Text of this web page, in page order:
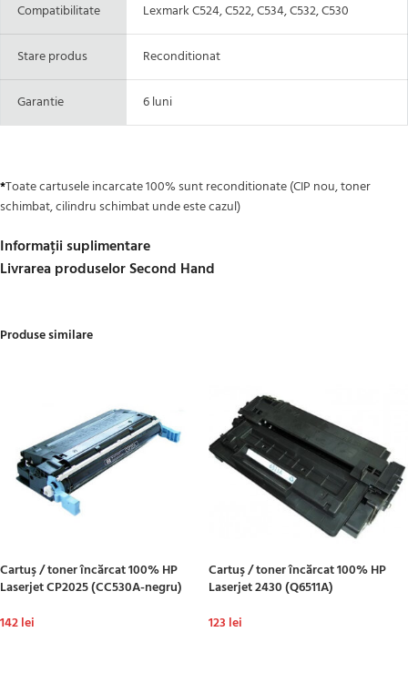
Compatibilitate Lexmark C524, C522, C534, C532, C530
Stare produs Reconditionat
Garantie 6 luni
*Toate cartusele incarcate 100% sunt reconditionate (CIP nou, toner
schimbat, cilindru schimbat unde este cazul)
Informații suplimentare
Livrarea produselor Second Hand
Produse similare
Cartuş / toner încărcat 100% HP
Laserjet CP2025 (CC530A-negru)
142lei
Cartuş / toner încărcat 100% HP
Laserjet 2430 (Q6511A)
123 lei